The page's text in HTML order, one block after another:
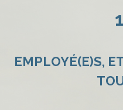
EMPLOYÉ(E)S,